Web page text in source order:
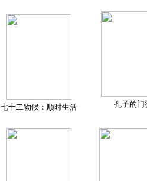
七十二物候：顺时生活 孔子的门